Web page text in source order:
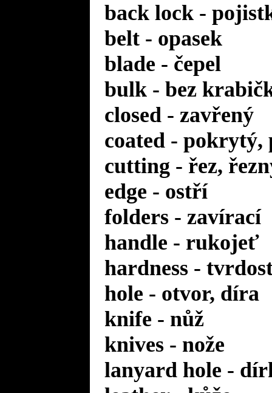
back lock -
belt - opasek
blade - čepel
bulk - bez
closed - zavřený
coated - pokrytý,
cutting - řez,
edge - ostří
folders - zavírací
handle - rukojeť
hardness -
hole - otvor, díra
knife - nůž
knives - nože
lanyard hole -